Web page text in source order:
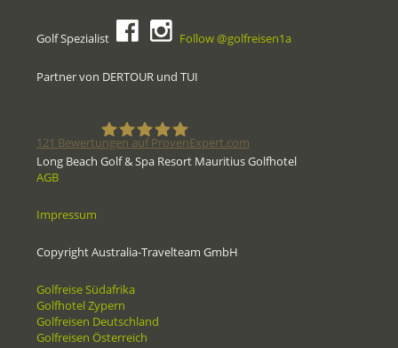
Golf Spezialist Follow @golfreisen1a
Partner von DERTOUR und TUI
121 Bewertungen auf ProvenExpert.com
Long Beach Golf & Spa Resort Mauritius Golfhotel
AGB
Impressum
Copyright Australia-Travelteam GmbH
Golfreise Südafrika
Golfhotel Zypern
Golfreisen Deutschland
Golfreisen Österreich